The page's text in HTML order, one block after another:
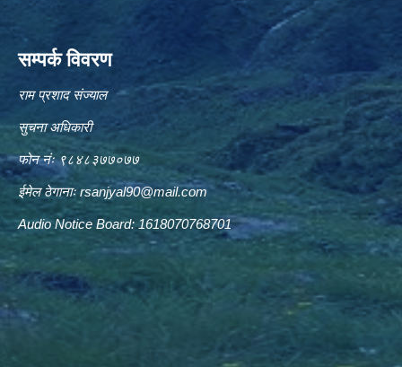
सम्पर्क विवरण
राम प्रशाद संज्याल
सुचना अधिकारी
फोन नंः ९८४८३७७०७७
ईमेल ठेगानाःrsanjyal90@mail.com
Audio Notice Board: 1618070768701